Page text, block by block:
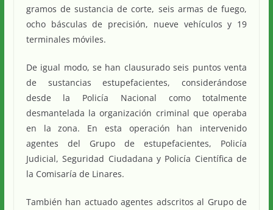
gramos de sustancia de corte, seis armas de fuego,
ocho básculas de precisión, nueve vehículos y 19
terminales móviles.
De igual modo, se han clausurado seis puntos venta
de sustancias estupefacientes, considerándose
desde la Policía Nacional como totalmente
desmantelada la organización criminal que operaba
en la zona. En esta operación han intervenido
agentes del Grupo de estupefacientes, Policía
Judicial, Seguridad Ciudadana y Policía Científica de
la Comisaría de Linares.
También han actuado agentes adscritos al Grupo de